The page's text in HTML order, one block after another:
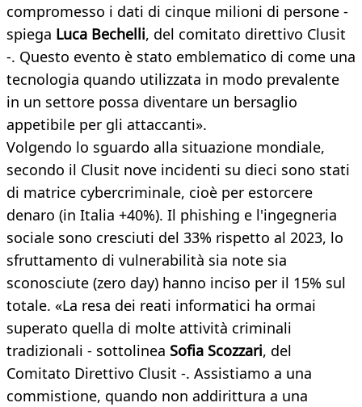
compromesso i dati di cinque milioni di persone -
spiega Luca Bechelli, del comitato direttivo Clusit
-. Questo evento è stato emblematico di come una
tecnologia quando utilizzata in modo prevalente
in un settore possa diventare un bersaglio
appetibile per gli attaccanti».
Volgendo lo sguardo alla situazione mondiale,
secondo il Clusit nove incidenti su dieci sono stati
di matrice cybercriminale, cioè per estorcere
denaro (in Italia +40%). Il phishing e l'ingegneria
sociale sono cresciuti del 33% rispetto al 2023, lo
sfruttamento di vulnerabilità sia note sia
sconosciute (zero day) hanno inciso per il 15% sul
totale. «La resa dei reati informatici ha ormai
superato quella di molte attività criminali
tradizionali - sottolinea Sofia Scozzari, del
Comitato Direttivo Clusit -. Assistiamo a una
commistione, quando non addirittura a una